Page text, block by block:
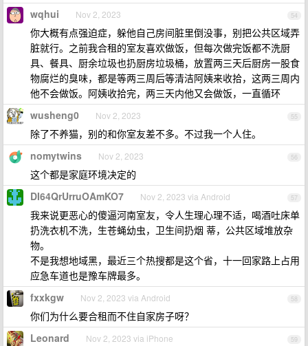
54
wqhui Nov 2, 2023
你大概有点强迫症，躲他自己房间脏里倒没事，别把公共区域弄
脏就行。之前我合租的室友喜欢做饭，但每次做完饭都不洗厨
具、餐具、厨余垃圾也扔厨房垃圾桶，放置两三天后厨房一股食
物腐烂的臭味，都是等两三周后等清洁阿姨来收拾，这两三周内
他不会做饭。阿姨收拾完，两三天内他又会做饭，一直循环
55
wusheng0 Nov 2, 2023
除了不养猫，别的和你室友差不多。不过我一个人住。
56
nomytwins Nov 2, 2023
这个都是家庭环境决定的
57
DI64QrUrruOAmKO7 Nov 2, 2023 via Android
我来说更恶心的傻逼河南室友，令人生理心理不适，喝酒吐床单
扔洗衣机不洗，生苍蝇幼虫，卫生间扔烟 蒂，公共区域堆放杂
物。
不是我想地域黑，最近三个热搜都是这个省，十一回家路上占用
应急车道也是豫车牌最多。
58
fxxkgw Nov 2, 2023 via Android
你们为什么要合租而不住自家房子呀？
59
Leonard Nov 2, 2023 via iPhone